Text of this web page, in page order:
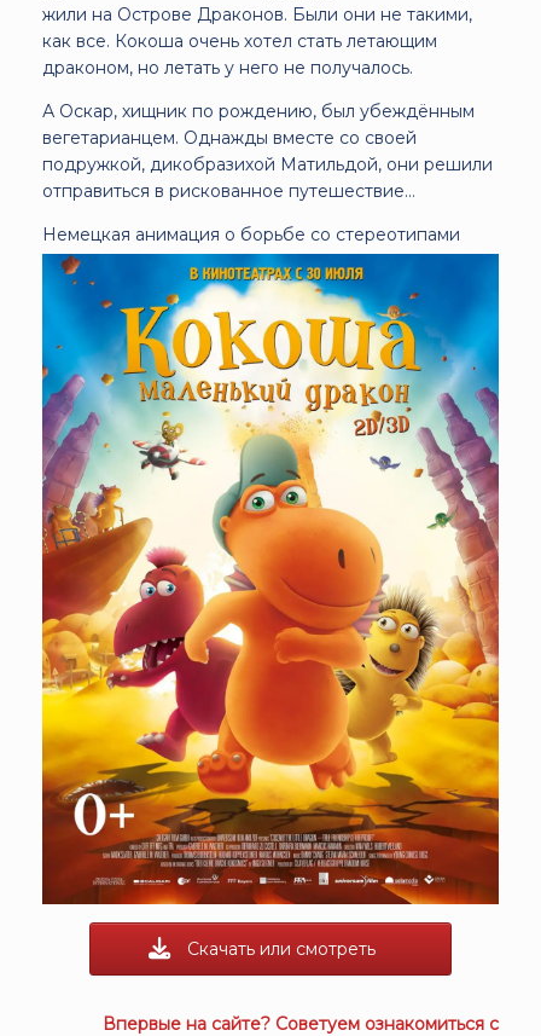
жили на Острове Драконов. Были они не такими,
как все. Кокоша очень хотел стать летающим
драконом, но летать у него не получалось.
А Оскар, хищник по рождению, был убеждённым
вегетарианцем. Однажды вместе со своей
подружкой, дикобразихой Матильдой, они решили
отправиться в рискованное путешествие…
Немецкая анимация о борьбе со стереотипами
Скачать или смотреть
Впервые на сайте? Советуем ознакомиться с